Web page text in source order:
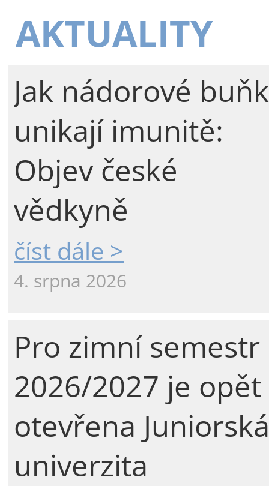
AKTUALITY
Jak nádorové
unikají imunitě:
Objev české
vědkyně
číst dále >
4. srpna 2026
Pro zimní semestr
2026/2027 je opět
otevřena Juniorská
univerzita